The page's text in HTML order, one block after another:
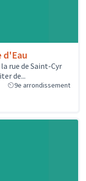
d'Eau
rue de Saint-Cyr
de...
9e arrondissement